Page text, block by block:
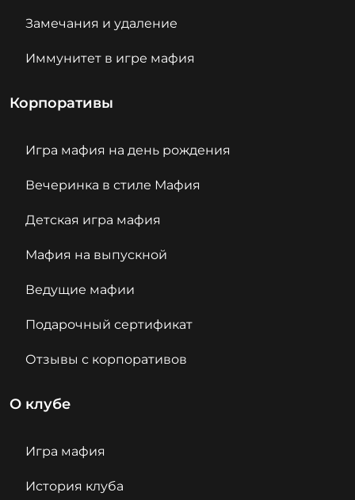
Замечания и удаление
Иммунитет в игре мафия
Корпоративы
Игра мафия на день рождения
Вечеринка в стиле Мафия
Детская игра мафия
Мафия на выпускной
Ведущие мафии
Подарочный сертификат
Отзывы с корпоративов
О клубе
Игра мафия
История клуба